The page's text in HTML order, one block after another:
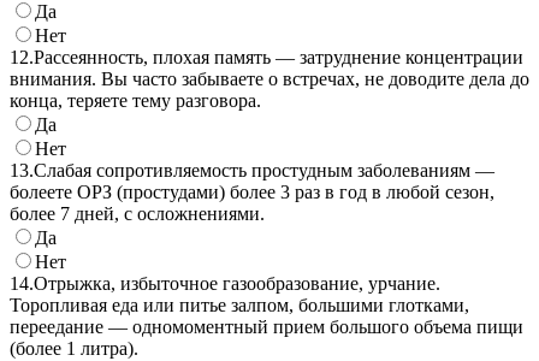
Да
Нет
12.Рассеянность, плохая память — затруднение концентрации
внимания. Вы часто забываете о встречах, не доводите дела до
конца, теряете тему разговора.
Да
Нет
13.Слабая сопротивляемость простудным заболеваниям —
болеете ОРЗ (простудами) более 3 раз в год в любой сезон,
более 7 дней, с осложнениями.
Да
Нет
14.Отрыжка, избыточное газообразование, урчание.
Торопливая еда или питье залпом, большими глотками,
переедание — одномоментный прием большого объема пищи
(более 1 литра).